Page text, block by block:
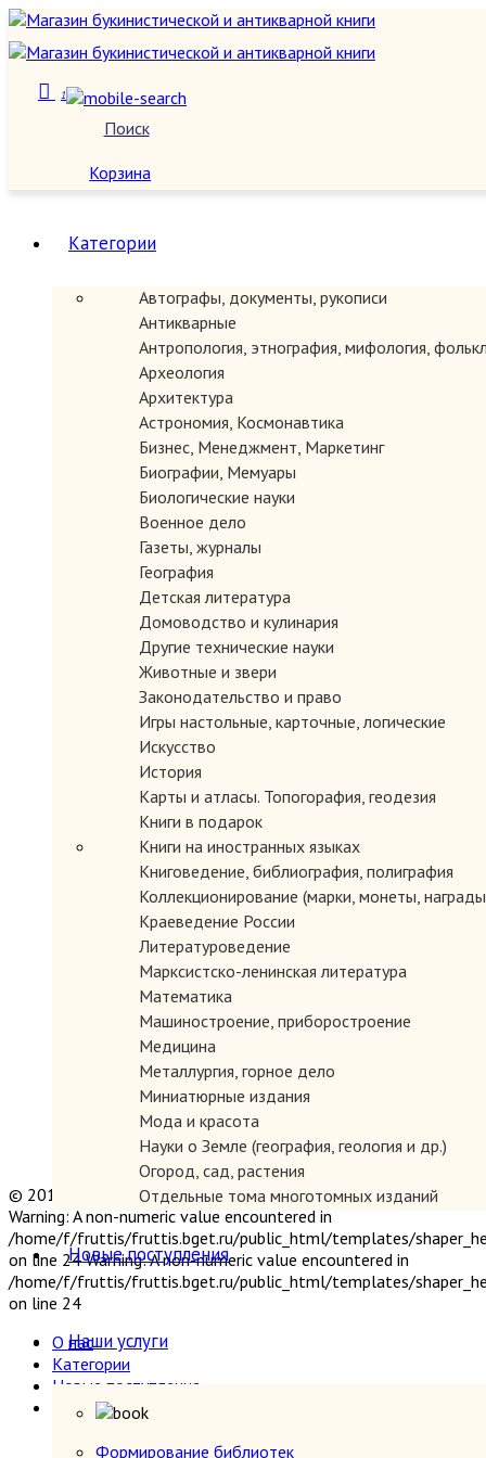
Поиск
1
Корзина
Категории
Автографы, документы, рукописи
Антикварные
Антропология, этнография, мифология,
Археология
Архитектура
Астрономия, Космонавтика
Бизнес, Менеджмент, Маркетинг
Биографии, Мемуары
Биологические науки
Военное дело
Газеты, журналы
География
Детская литература
Домоводство и кулинария
Другие технические науки
Животные и звери
Законодательство и право
Игры настольные, карточные, логические
Искусство
История
Карты и атласы. Топогорафия, геодезия
Книги в подарок
Книги на иностранных языках
Книговедение, библиография, полиграфия
Коллекционирование (марки, монеты,
Краеведение России
Литературоведение
Марксистско-ленинская литература
Математика
Машиностроение, приборостроение
Медицина
Металлургия, горное дело
Миниатюрные издания
Мода и красота
Науки о Земле (география, геология и др.)
Огород, сад, растения
Отдельные тома многотомных изданий
Открытки
Охота и рыбалка
Педагогика
Политология, геополитика, дипломатия
Промышленность, производство
Религия
Сатира и юмор
Новые поступления
Наши услуги
Формирование библиотек
© 2019 "Параграф" Покупка и продажа антикварных книг
Warning: A non-numeric value encountered in
/home/f/fruttis/fruttis.bget.ru/public_html/templates/
on line 24 Warning: A non-numeric value encountered in
/home/f/fruttis/fruttis.bget.ru/public_html/templates/
on line 24
О нас
Категории
Новые поступления
Наши услуги
Прием книг